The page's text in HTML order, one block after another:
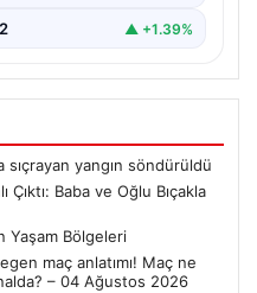
▲ +1.39%
sıçrayan yangın söndürüldü
Çıktı: Baba ve Oğlu Bıçakla
Yaşam Bölgeleri
maç anlatımı! Maç ne
– 04 Ağustos 2026